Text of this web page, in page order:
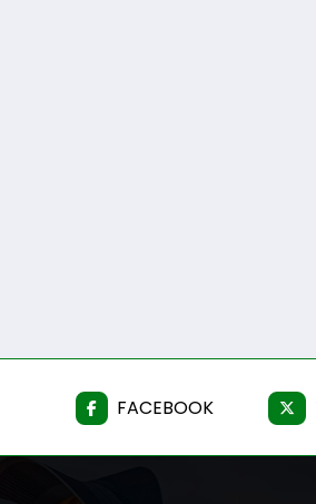
FACEBOOK